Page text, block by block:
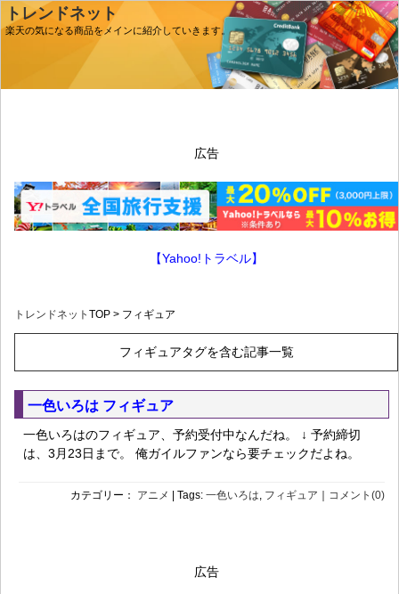
トレンドネット
楽天の気になる商品をメインに紹介していきます。
広告
【Yahoo!トラベル】
トレンドネット TOP > フィギュア
フィギュアタグを含む記事一覧
一色いろは フィギュア
一色いろはのフィギュア、予約受付中なんだね。 ↓ 予約締切
は、3月23日まで。 俺ガイルファンなら要チェックだよね。
カテゴリー： アニメ | Tags: 一色いろは, フィギュア コメント(0)
広告